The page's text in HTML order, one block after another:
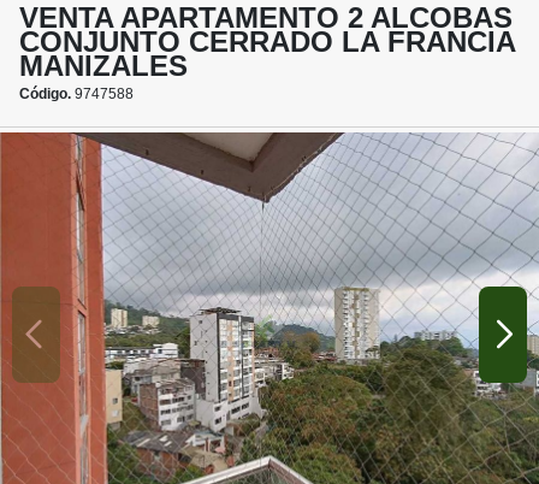
VENTA APARTAMENTO 2 ALCOBAS
CONJUNTO CERRADO LA FRANCIA
MANIZALES
Código. 9747588